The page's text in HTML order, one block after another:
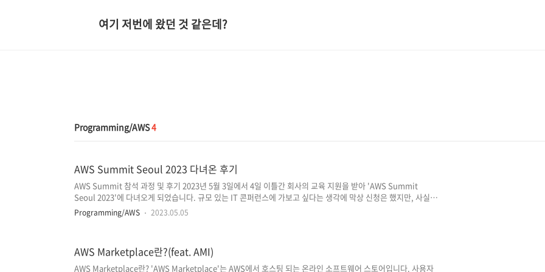
여기 저번에 왔던 것 같은데?
Programming/AWS4
AWS Summit Seoul 2023 다녀온 후기
AWS Summit 참석 과정 및 후기 2023년 5월 3일에서 4일 이틀간 회사의 교육 지원을 받아 'AWS Summit
Seoul 2023'에 다녀오게 되었습니다. 규모 있는 IT 콘퍼런스에 가보고 싶다는 생각에 막상 신청은 했지만, 사실
aws 서비스를 사용한 경험도 없었고, 다양한 서비스들에 대해서도 잘 몰랐습니다. 그래서 회사에서 승인을 받은
뒤 콘퍼런스 내용을 조금이라도 더 이해하기 위해 'AWS란 무엇인지'에서부터 'AWS Lambda', 'AWS S3', 'AWS
Programming/AWS 2023.05.05
AWS Marketplace란?(feat. AMI)
AWS Marketplace란? 'AWS Marketplace'는 AWS에서 호스팅 되는 온라인 소프트웨어 스토어입니다. 사용자